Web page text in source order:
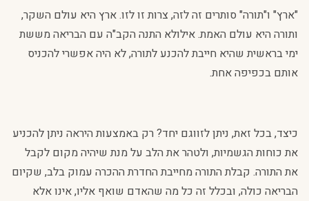
"ארץ" ו"תורה" סותרים זה לזה, צרות זו לזו. ארץ היא עולם השקר,
ותורה היא עולם האמת. אילולא התנה הקב"ה עם הבריאה מששת
ימי בראשית שהיא חייבת להכנע לתורה, לא היה אפשרי להכניס
אותם בכפיפה אחת.
כיצד, בכל זאת, ניתן לזווגם יחד? רק באמצעות היראה ניתן להכניע
את כוחות הגשמיות, ולטהר את הלב על מנת שיהיה מקום לקבל
את התורה. קבלת התורה מחייבת החדרת ההכרה עמוק בלב, שקיום
הבריאה כולה, ובכלל זה כל מה שהאדם שואף אליו, אינו אלא